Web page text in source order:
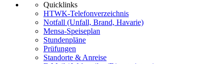
Quicklinks
HTWK-Telefonverzeichnis
Notfall (Unfall, Brand, Havarie)
Mensa-Speiseplan
Stundenpläne
Prüfungen
Standorte & Anreise